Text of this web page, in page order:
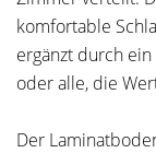
komfortable
ergänzt durch
oder alle, die
Der